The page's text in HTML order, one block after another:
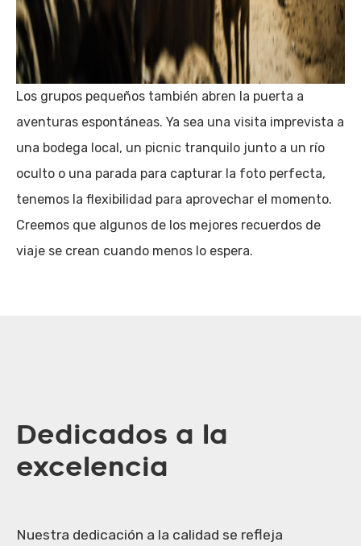
Los grupos pequeños también abren la puerta a
aventuras espontáneas. Ya sea una visita imprevista a
una bodega local, un picnic tranquilo junto a un río
oculto o una parada para capturar la foto perfecta,
tenemos la flexibilidad para aprovechar el momento.
Creemos que algunos de los mejores recuerdos de
viaje se crean cuando menos lo espera.
Dedicados a la
excelencia
Nuestra dedicación a la calidad se refleja